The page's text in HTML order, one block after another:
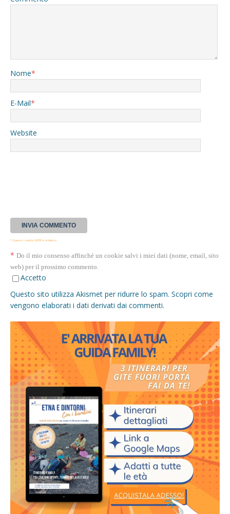
Nome*
E-Mail*
Website
* Questa casella GDPR è richiesta
* Do il mio consenso affinché un cookie salvi i miei dati (nome, email, sito
web) per il prossimo commento.
Accetto
Questo sito utilizza Akismet per ridurre lo spam. Scopri come
vengono elaborati i dati derivati dai commenti.